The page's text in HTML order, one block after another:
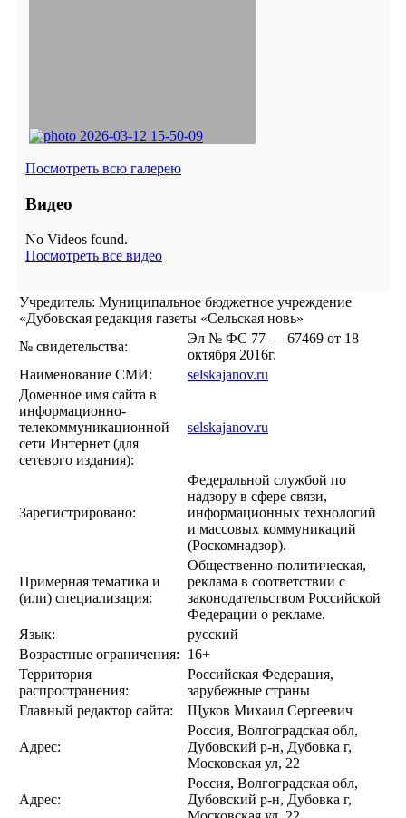
Посмотреть всю галерею
Видео
No Videos found.
Посмотреть все видео
Учредитель: Муниципальное бюджетное учреждение
«Дубовская редакция газеты «Сельская новь»
№ свидетельства:
Эл № ФС 77 — 67469 от 18
октября 2016г.
Наименование СМИ:
selskajanov.ru
Доменное имя сайта в
информационно-
телекоммуникационной
сети Интернет (для
сетевого издания):
selskajanov.ru
Зарегистрировано:
Федеральной службой по
надзору в сфере связи,
информационных технологий
и массовых коммуникаций
(Роскомнадзор).
Примерная тематика и
(или) специализация:
Общественно-политическая,
реклама в соответствии с
законодательством Российской
Федерации о рекламе.
Язык:
русский
Возрастные ограничения:
16+
Территория
распространения:
Российская Федерация,
зарубежные страны
Главный редактор сайта:
Щуков Михаил Сергеевич
Адрес:
Россия, Волгоградская обл,
Дубовский р-н, Дубовка г,
Московская ул, 22
Адрес:
Россия, Волгоградская обл,
Дубовский р-н, Дубовка г,